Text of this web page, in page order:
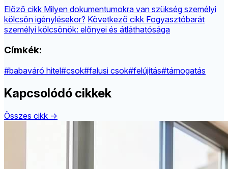
Előző cikk Milyen dokumentumokra van szükség személyi
kölcsön igénylésekor? Következő cikk Fogyasztóbarát
személyi kölcsönök: előnyei és átláthatósága
Címkék:
#babaváró hitel#csok#falusi csok#felújítás#támogatás
Kapcsolódó cikkek
Összes cikk →